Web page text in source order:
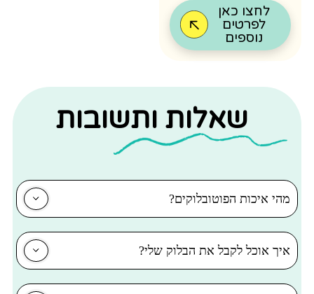
לחצו כאן
לפרטים
נוספים
שאלות ותשובות
איכות הפוטובלוקים?
אוכל לקבל את הבלוק שלי?